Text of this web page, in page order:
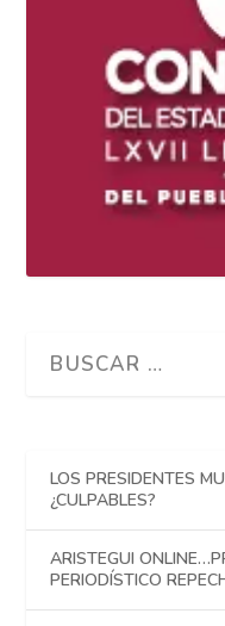
LOS PRESIDENTES
¿CULPABLES?
ARISTEGUI
PERIODÍSTICO